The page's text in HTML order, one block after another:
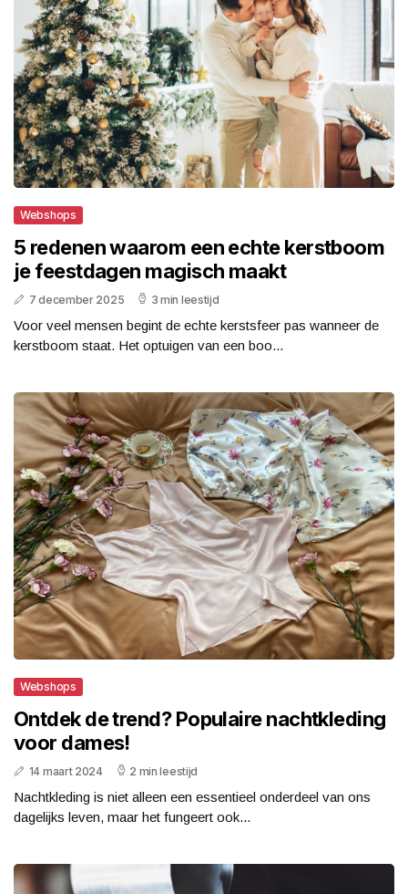
Webshops
5 redenen waarom een echte kerstboom
je feestdagen magisch maakt
7 december 2025 3 min leestijd
Voor veel mensen begint de echte kerstsfeer pas wanneer de
kerstboom staat. Het optuigen van een boo...
Webshops
Ontdek de trend? Populaire nachtkleding
voor dames!
14 maart 2024 2 min leestijd
Nachtkleding is niet alleen een essentieel onderdeel van ons
dagelijks leven, maar het fungeert ook...